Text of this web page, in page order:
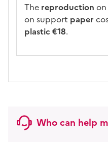
The reproduction on
on support paper
plastic€18.
Who can help